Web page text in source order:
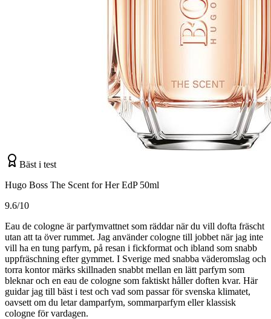
Bäst i test
Hugo Boss The Scent for Her EdP 50ml
9.6/10
Eau de cologne är parfymvattnet som räddar när du vill dofta fräscht
utan att ta över rummet. Jag använder cologne till jobbet när jag inte
vill ha en tung parfym, på resan i fickformat och ibland som snabb
uppfräschning efter gymmet. I Sverige med snabba väderomslag och
torra kontor märks skillnaden snabbt mellan en lätt parfym som
bleknar och en eau de cologne som faktiskt håller doften kvar. Här
guidar jag till bäst i test och vad som passar för svenska klimatet,
oavsett om du letar damparfym, sommarparfym eller klassisk
cologne för vardagen.